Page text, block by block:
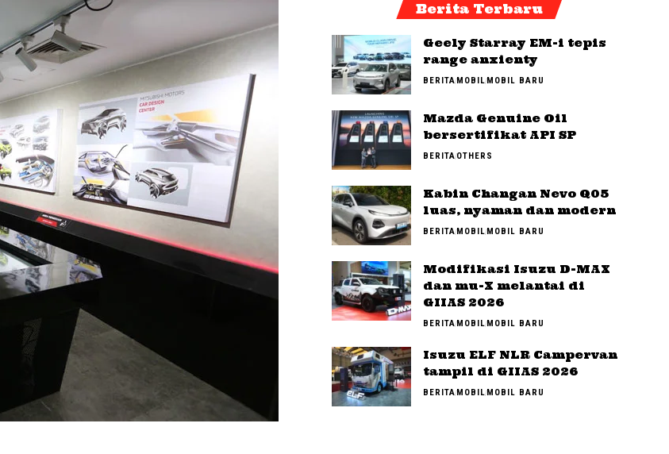
Berita Terbaru
Geely Starray EM-i tepis
range anxienty
BERITAMOBILMOBIL BARU
Mazda Genuine Oil
bersertifikat API SP
BERITAOTHERS
Kabin Changan Nevo Q05
luas, nyaman dan modern
BERITAMOBILMOBIL BARU
Modifikasi Isuzu D-MAX
dan mu-X melantai di
GIIAS 2026
BERITAMOBILMOBIL BARU
Isuzu ELF NLR Campervan
tampil di GIIAS 2026
BERITAMOBILMOBIL BARU